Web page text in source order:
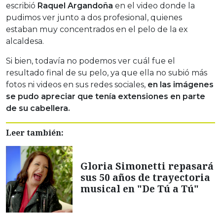
escribió Raquel Argandoña en el video donde la
pudimos ver junto a dos profesional, quienes
estaban muy concentrados en el pelo de la ex
alcaldesa.
Si bien, todavía no podemos ver cuál fue el
resultado final de su pelo, ya que ella no subió más
fotos ni videos en sus redes sociales, en las imágenes
se pudo apreciar que tenía extensiones en parte
de su cabellera.
Leer también:
Gloria Simonetti repasará
sus 50 años de trayectoria
musical en "De Tú a Tú"